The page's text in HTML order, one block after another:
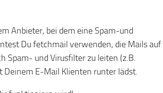
Anbieter, bei dem eine Spam-und
Du fetchmail verwenden, die Mails auf
Spam- und Virusfilter zu leiten (z.B.
Deinem E-Mail Klienten runter lädst.